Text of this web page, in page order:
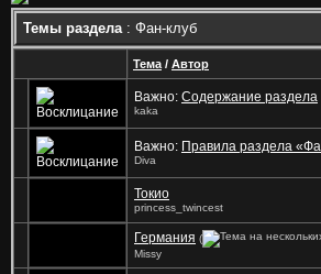
Темы раздела: Фан-клуб
Тема / Автор
Важно: Содержание раздела
kaka
Важно: Правила раздела
Diva
Токио
princess_twincest
Германия (
Missy